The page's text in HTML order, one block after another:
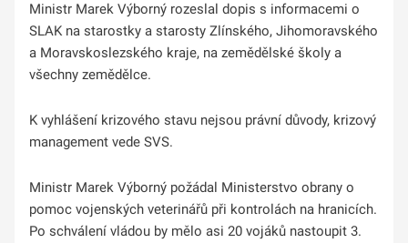
Ministr Marek Výborný rozeslal dopis s informacemi o
SLAK na starostky a starosty Zlínského, Jihomoravského
a Moravskoslezského kraje, na zemědělské školy a
všechny zemědělce.
K vyhlášení krizového stavu nejsou právní důvody, krizový
management vede SVS.
Ministr Marek Výborný požádal Ministerstvo obrany o
pomoc vojenských veterinářů při kontrolách na hranicích.
Po schválení vládou by mělo asi 20 vojáků nastoupit 3.